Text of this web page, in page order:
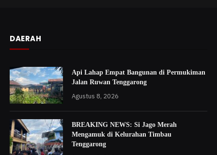
DAERAH
Api Lahap Empat Bangunan di Permukiman
Jalan Ruwan Tenggarong
Agustus 8, 2026
BREAKING NEWS: Si Jago Merah
Mengamuk di Kelurahan Timbau
Tenggarong